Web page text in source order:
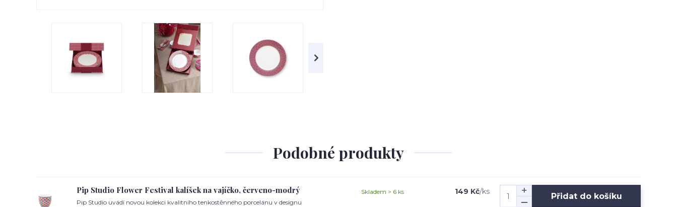
Podobné produkty
Pip Studio Flower Festival kalíšek na vajíčko, červeno-modrý
Pip Studio uvádí novou kolekci kvalitního tenkostěnného porcelánu v designu
149 Kč/ks
Skladem > 6 ks Přidat do košíku